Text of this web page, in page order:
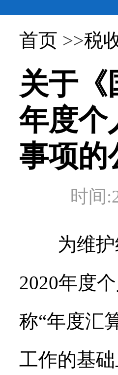
首页 >>税
关于《
年度个
事项的
时间
为维护纳
2020年度
称“年度汇
工作的基